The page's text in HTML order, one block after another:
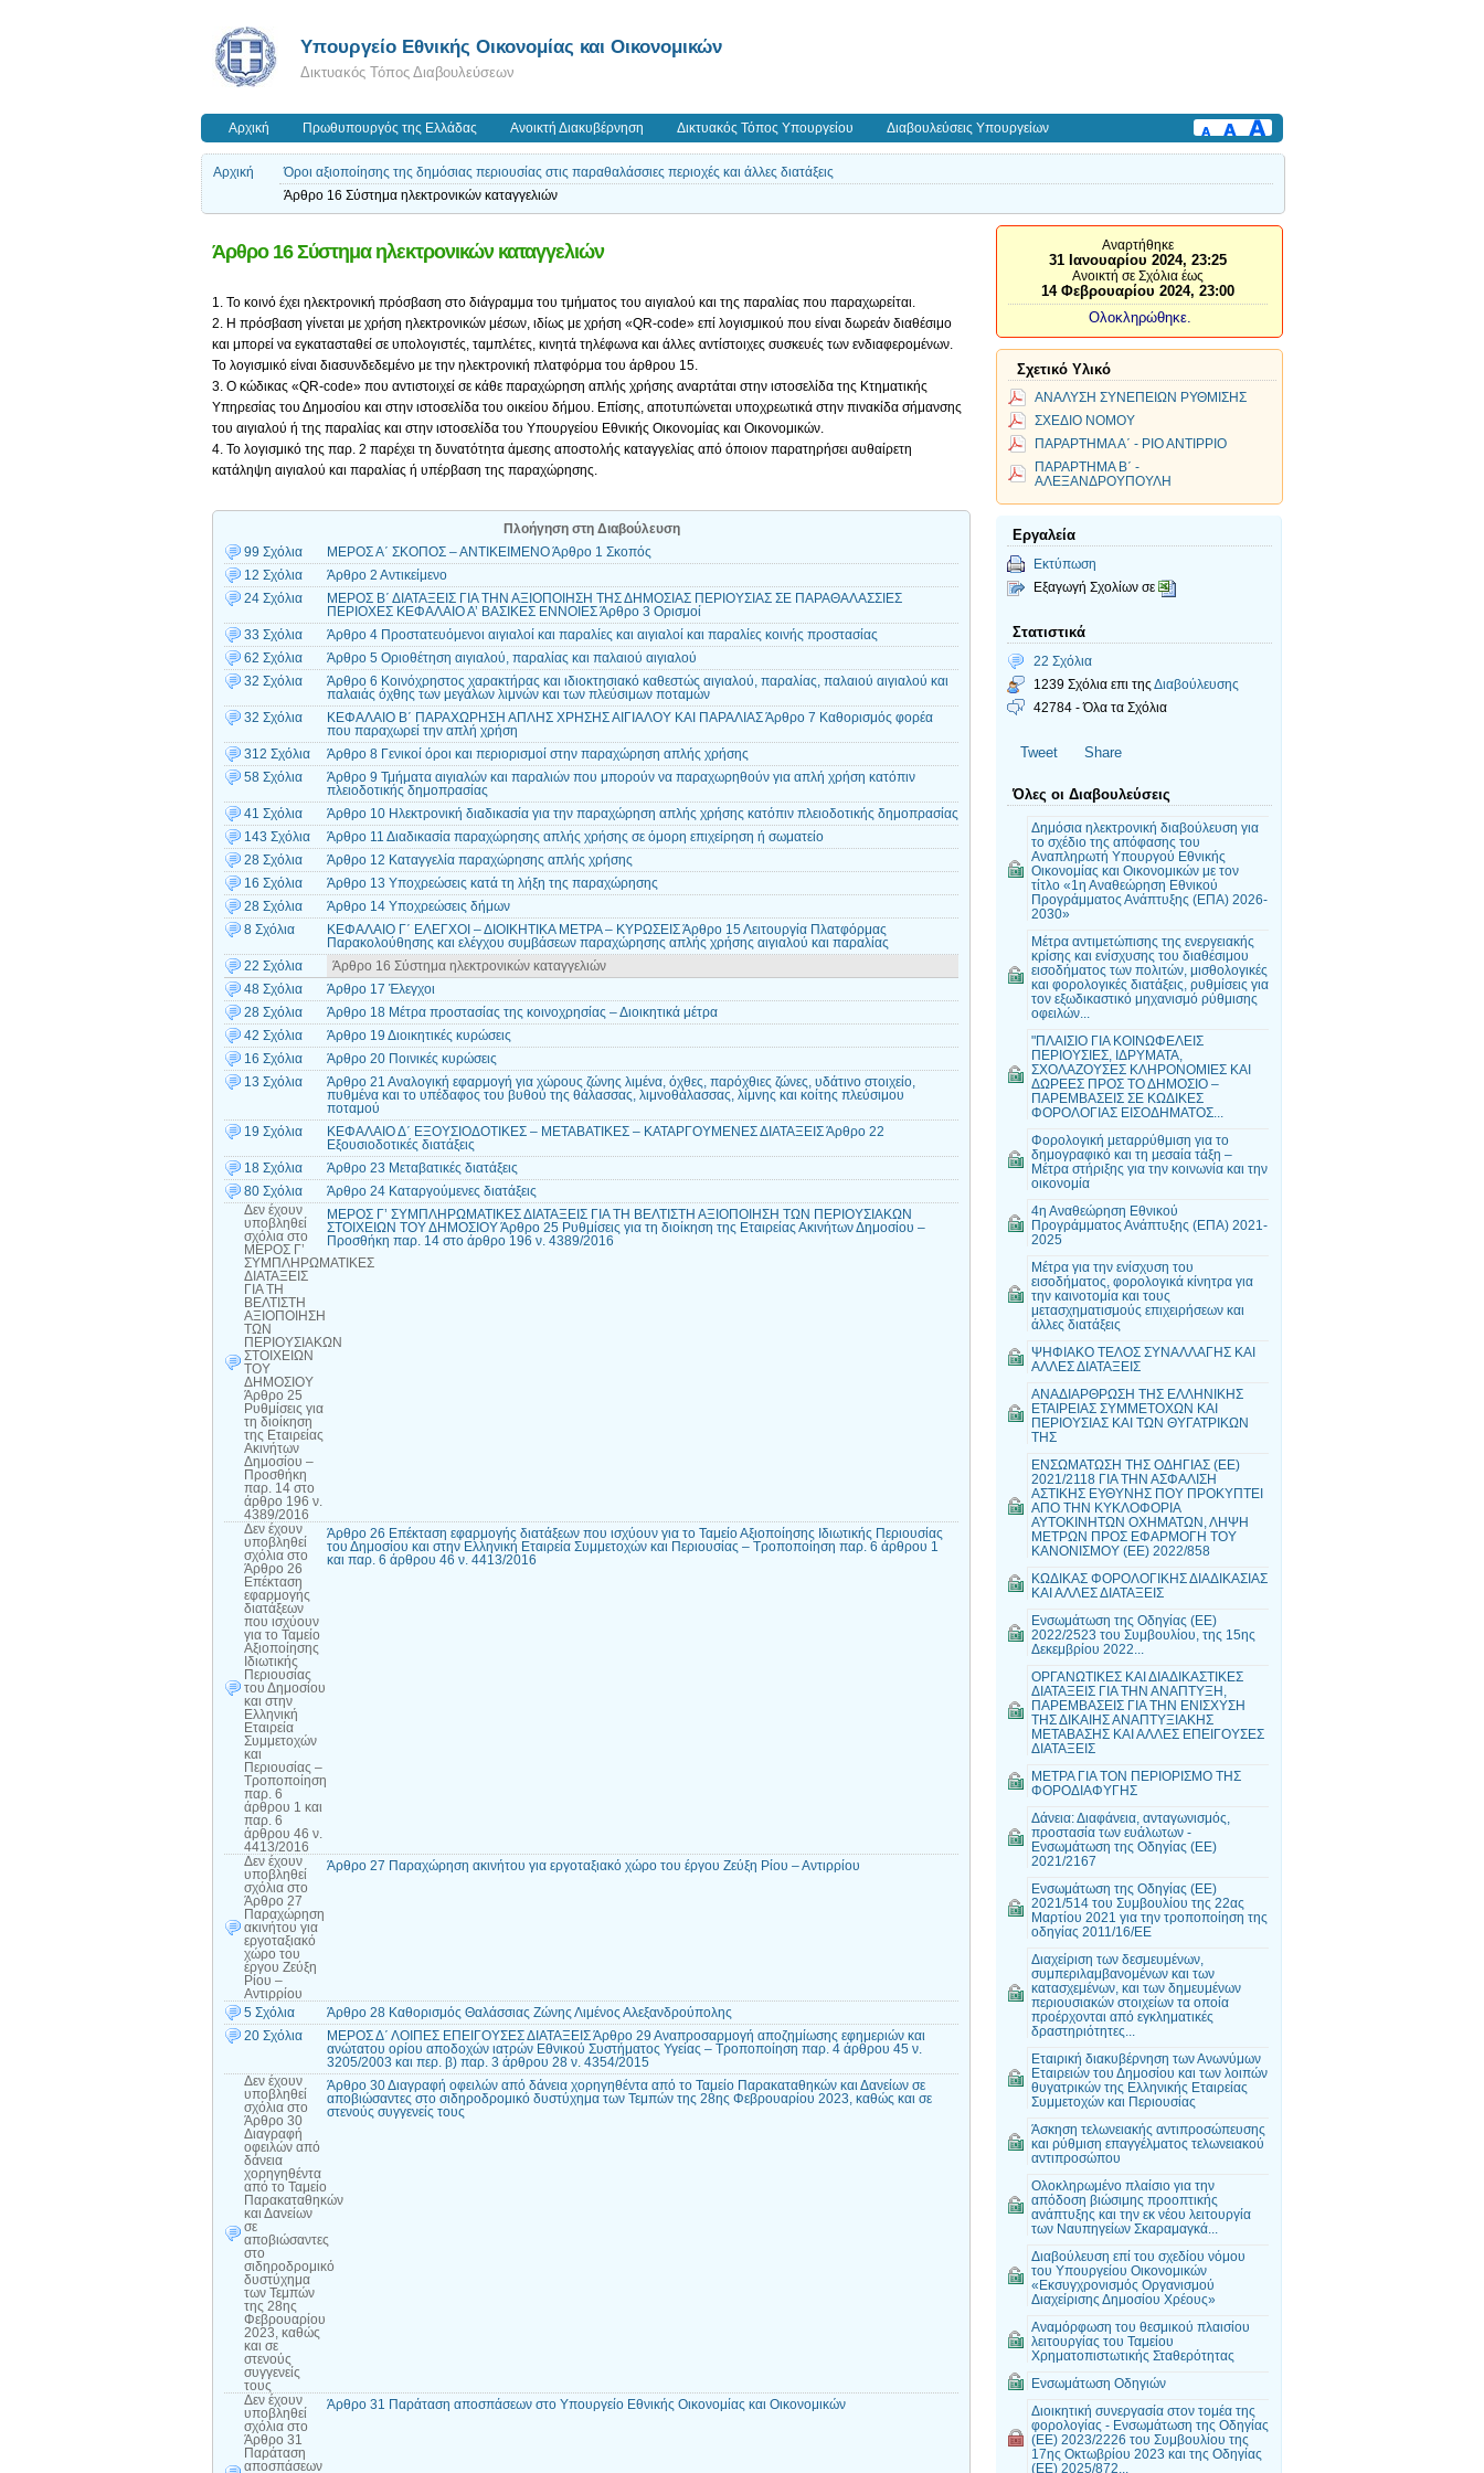
Υπουργείο Εθνικής Οικονομίας και Οικονομικών
Δικτυακός Τόπος Διαβουλεύσεων
Αρχική Πρωθυπουργός της Ελλάδας Ανοικτή Διακυβέρνηση Δικτυακός Τόπος Υπουργείου Διαβουλεύσεις Υπουργείων
Αρχική
Όροι αξιοποίησης της δημόσιας περιουσίας στις παραθαλάσσιες περιοχές και άλλες διατάξεις
Άρθρο 16 Σύστημα ηλεκτρονικών καταγγελιών
Άρθρο 16 Σύστημα ηλεκτρονικών καταγγελιών
1. Το κοινό έχει ηλεκτρονική πρόσβαση στο διάγραμμα του τμήματος του αιγιαλού και της παραλίας που παραχωρείται.
2. Η πρόσβαση γίνεται με χρήση ηλεκτρονικών μέσων, ιδίως με χρήση «QR-code» επί λογισμικού που είναι δωρεάν διαθέσιμο
και μπορεί να εγκατασταθεί σε υπολογιστές, ταμπλέτες, κινητά τηλέφωνα και άλλες αντίστοιχες συσκευές των ενδιαφερομένων.
Το λογισμικό είναι διασυνδεδεμένο με την ηλεκτρονική πλατφόρμα του άρθρου 15.
3. Ο κώδικας «QR-code» που αντιστοιχεί σε κάθε παραχώρηση απλής χρήσης αναρτάται στην ιστοσελίδα της Κτηματικής
Υπηρεσίας του Δημοσίου και στην ιστοσελίδα του οικείου δήμου. Επίσης, αποτυπώνεται υποχρεωτικά στην πινακίδα σήμανσης
του αιγιαλού ή της παραλίας και στην ιστοσελίδα του Υπουργείου Εθνικής Οικονομίας και Οικονομικών.
4. Το λογισμικό της παρ. 2 παρέχει τη δυνατότητα άμεσης αποστολής καταγγελίας από όποιον παρατηρήσει αυθαίρετη
κατάληψη αιγιαλού και παραλίας ή υπέρβαση της παραχώρησης.
Πλοήγηση στη Διαβούλευση
99 Σχόλια
ΜΕΡΟΣ Α΄ ΣΚΟΠΟΣ – ΑΝΤΙΚΕΙΜΕΝΟ Άρθρο 1 Σκοπός
12 Σχόλια
Άρθρο 2 Αντικείμενο
24 Σχόλια
ΜΕΡΟΣ Β΄ ΔΙΑΤΑΞΕΙΣ ΓΙΑ ΤΗΝ ΑΞΙΟΠΟΙΗΣΗ ΤΗΣ ΔΗΜΟΣΙΑΣ ΠΕΡΙΟΥΣΙΑΣ ΣΕ ΠΑΡΑΘΑΛΑΣΣΙΕΣ
ΠΕΡΙΟΧΕΣ ΚΕΦΑΛΑΙΟ Α’ ΒΑΣΙΚΕΣ ΕΝΝΟΙΕΣ Άρθρο 3 Ορισμοί
33 Σχόλια
Άρθρο 4 Προστατευόμενοι αιγιαλοί και παραλίες και αιγιαλοί και παραλίες κοινής προστασίας
62 Σχόλια
Άρθρο 5 Οριοθέτηση αιγιαλού, παραλίας και παλαιού αιγιαλού
32 Σχόλια
Άρθρο 6 Κοινόχρηστος χαρακτήρας και ιδιοκτησιακό καθεστώς αιγιαλού, παραλίας, παλαιού αιγιαλού και
παλαιάς όχθης των μεγάλων λιμνών και των πλεύσιμων ποταμών
32 Σχόλια
ΚΕΦΑΛΑΙΟ Β΄ ΠΑΡΑΧΩΡΗΣΗ ΑΠΛΗΣ ΧΡΗΣΗΣ ΑΙΓΙΑΛΟΥ ΚΑΙ ΠΑΡΑΛΙΑΣ Άρθρο 7 Καθορισμός φορέα
που παραχωρεί την απλή χρήση
312 Σχόλια
Άρθρο 8 Γενικοί όροι και περιορισμοί στην παραχώρηση απλής χρήσης
58 Σχόλια
Άρθρο 9 Τμήματα αιγιαλών και παραλιών που μπορούν να παραχωρηθούν για απλή χρήση κατόπιν
πλειοδοτικής δημοπρασίας
41 Σχόλια
Άρθρο 10 Ηλεκτρονική διαδικασία για την παραχώρηση απλής χρήσης κατόπιν πλειοδοτικής δημοπρασίας
143 Σχόλια
Άρθρο 11 Διαδικασία παραχώρησης απλής χρήσης σε όμορη επιχείρηση ή σωματείο
28 Σχόλια
Άρθρο 12 Καταγγελία παραχώρησης απλής χρήσης
16 Σχόλια
Άρθρο 13 Υποχρεώσεις κατά τη λήξη της παραχώρησης
28 Σχόλια
Άρθρο 14 Υποχρεώσεις δήμων
8 Σχόλια
ΚΕΦΑΛΑΙΟ Γ΄ ΕΛΕΓΧΟΙ – ΔΙΟΙΚΗΤΙΚΑ ΜΕΤΡΑ – ΚΥΡΩΣΕΙΣ Άρθρο 15 Λειτουργία Πλατφόρμας
Παρακολούθησης και ελέγχου συμβάσεων παραχώρησης απλής χρήσης αιγιαλού και παραλίας
22 Σχόλια
Άρθρο 16 Σύστημα ηλεκτρονικών καταγγελιών
48 Σχόλια
Άρθρο 17 Έλεγχοι
28 Σχόλια
Άρθρο 18 Μέτρα προστασίας της κοινοχρησίας – Διοικητικά μέτρα
42 Σχόλια
Άρθρο 19 Διοικητικές κυρώσεις
16 Σχόλια
Άρθρο 20 Ποινικές κυρώσεις
13 Σχόλια
Άρθρο 21 Αναλογική εφαρμογή για χώρους ζώνης λιμένα, όχθες, παρόχθιες ζώνες, υδάτινο στοιχείο,
πυθμένα και το υπέδαφος του βυθού της θάλασσας, λιμνοθάλασσας, λίμνης και κοίτης πλεύσιμου
ποταμού
19 Σχόλια
ΚΕΦΑΛΑΙΟ Δ΄ ΕΞΟΥΣΙΟΔΟΤΙΚΕΣ – ΜΕΤΑΒΑΤΙΚΕΣ – ΚΑΤΑΡΓΟΥΜΕΝΕΣ ΔΙΑΤΑΞΕΙΣ Άρθρο 22
Εξουσιοδοτικές διατάξεις
18 Σχόλια
Άρθρο 23 Μεταβατικές διατάξεις
80 Σχόλια
Άρθρο 24 Καταργούμενες διατάξεις
Δεν έχουν
υποβληθεί
σχόλια στο
ΜΕΡΟΣ Γ’
ΣΥΜΠΛΗΡΩΜΑΤΙΚΕΣ
ΔΙΑΤΑΞΕΙΣ
ΓΙΑ ΤΗ
ΒΕΛΤΙΣΤΗ
ΑΞΙΟΠΟΙΗΣΗ
ΤΩΝ
ΠΕΡΙΟΥΣΙΑΚΩΝ
ΣΤΟΙΧΕΙΩΝ
ΤΟΥ
ΔΗΜΟΣΙΟΥ
Άρθρο 25
Ρυθμίσεις για
τη διοίκηση
της Εταιρείας
Ακινήτων
Δημοσίου –
Προσθήκη
παρ. 14 στο
άρθρο 196 ν.
4389/2016
ΜΕΡΟΣ Γ’ ΣΥΜΠΛΗΡΩΜΑΤΙΚΕΣ ΔΙΑΤΑΞΕΙΣ ΓΙΑ ΤΗ ΒΕΛΤΙΣΤΗ ΑΞΙΟΠΟΙΗΣΗ ΤΩΝ ΠΕΡΙΟΥΣΙΑΚΩΝ
ΣΤΟΙΧΕΙΩΝ ΤΟΥ ΔΗΜΟΣΙΟΥ Άρθρο 25 Ρυθμίσεις για τη διοίκηση της Εταιρείας Ακινήτων Δημοσίου –
Προσθήκη παρ. 14 στο άρθρο 196 ν. 4389/2016
Δεν έχουν
υποβληθεί
σχόλια στο
Άρθρο 26
Επέκταση
εφαρμογής
διατάξεων
που ισχύουν
για το Ταμείο
Αξιοποίησης
Ιδιωτικής
Περιουσίας
του Δημοσίου
και στην
Ελληνική
Εταιρεία
Συμμετοχών
και
Περιουσίας –
Τροποποίηση
παρ. 6
άρθρου 1 και
παρ. 6
άρθρου 46 ν.
4413/2016
Άρθρο 26 Επέκταση εφαρμογής διατάξεων που ισχύουν για το Ταμείο Αξιοποίησης Ιδιωτικής Περιουσίας
του Δημοσίου και στην Ελληνική Εταιρεία Συμμετοχών και Περιουσίας – Τροποποίηση παρ. 6 άρθρου 1
και παρ. 6 άρθρου 46 ν. 4413/2016
Δεν έχουν
υποβληθεί
σχόλια στο
Άρθρο 27
Παραχώρηση
ακινήτου για
εργοταξιακό
χώρο του
έργου Ζεύξη
Ρίου –
Αντιρρίου
Άρθρο 27 Παραχώρηση ακινήτου για εργοταξιακό χώρο του έργου Ζεύξη Ρίου – Αντιρρίου
5 Σχόλια
Άρθρο 28 Καθορισμός Θαλάσσιας Ζώνης Λιμένος Αλεξανδρούπολης
20 Σχόλια
ΜΕΡΟΣ Δ΄ ΛΟΙΠΕΣ ΕΠΕΙΓΟΥΣΕΣ ΔΙΑΤΑΞΕΙΣ Άρθρο 29 Αναπροσαρμογή αποζημίωσης εφημεριών και
ανώτατου ορίου αποδοχών ιατρών Εθνικού Συστήματος Υγείας – Τροποποίηση παρ. 4 άρθρου 45 ν.
3205/2003 και περ. β) παρ. 3 άρθρου 28 ν. 4354/2015
Δεν έχουν
υποβληθεί
σχόλια στο
Άρθρο 30
Διαγραφή
οφειλών από
δάνεια
χορηγηθέντα
από το Ταμείο
Παρακαταθηκών
και Δανείων
σε
αποβιώσαντες
στο
σιδηροδρομικό
δυστύχημα
των Τεμπών
της 28ης
Φεβρουαρίου
2023, καθώς
και σε
στενούς
συγγενείς
τους
Άρθρο 30 Διαγραφή οφειλών από δάνεια χορηγηθέντα από το Ταμείο Παρακαταθηκών και Δανείων σε
αποβιώσαντες στο σιδηροδρομικό δυστύχημα των Τεμπών της 28ης Φεβρουαρίου 2023, καθώς και σε
στενούς συγγενείς τους
Δεν έχουν
υποβληθεί
σχόλια στο
Άρθρο 31
Παράταση
αποσπάσεων
Άρθρο 31 Παράταση αποσπάσεων στο Υπουργείο Εθνικής Οικονομίας και Οικονομικών
Αναρτήθηκε
31 Ιανουαρίου 2024, 23:25
Ανοικτή σε Σχόλια έως
14 Φεβρουαρίου 2024, 23:00
Ολοκληρώθηκε.
Σχετικό Υλικό
ΑΝΑΛΥΣΗ ΣΥΝΕΠΕΙΩΝ ΡΥΘΜΙΣΗΣ
ΣΧΕΔΙΟ ΝΟΜΟΥ
ΠΑΡΑΡΤΗΜΑ Α΄ - ΡΙΟ ΑΝΤΙΡΡΙΟ
ΠΑΡΑΡΤΗΜΑ Β΄ -
ΑΛΕΞΑΝΔΡΟΥΠΟΥΛΗ
Εργαλεία
Εκτύπωση
Εξαγωγή Σχολίων σε
Στατιστικά
22 Σχόλια
1239 Σχόλια επι της Διαβούλευσης
42784 - Όλα τα Σχόλια
Tweet Share
Όλες οι Διαβουλεύσεις
Δημόσια ηλεκτρονική διαβούλευση για
το σχέδιο της απόφασης του
Αναπληρωτή Υπουργού Εθνικής
Οικονομίας και Οικονομικών με τον
τίτλο «1η Αναθεώρηση Εθνικού
Προγράμματος Ανάπτυξης (ΕΠΑ) 2026-
2030»
Mέτρα αντιμετώπισης της ενεργειακής
κρίσης και ενίσχυσης του διαθέσιμου
εισοδήματος των πολιτών, μισθολογικές
και φορολογικές διατάξεις, ρυθμίσεις για
τον εξωδικαστικό μηχανισμό ρύθμισης
οφειλών...
"ΠΛΑΙΣΙΟ ΓΙΑ ΚΟΙΝΩΦΕΛΕΙΣ
ΠΕΡΙΟΥΣΙΕΣ, ΙΔΡΥΜΑΤΑ,
ΣΧΟΛΑΖΟΥΣΕΣ ΚΛΗΡΟΝΟΜΙΕΣ ΚΑΙ
ΔΩΡΕΕΣ ΠΡΟΣ ΤΟ ΔΗΜΟΣΙΟ –
ΠΑΡΕΜΒΑΣΕΙΣ ΣΕ ΚΩΔΙΚΕΣ
ΦΟΡΟΛΟΓΙΑΣ ΕΙΣΟΔΗΜΑΤΟΣ...
Φορολογική μεταρρύθμιση για το
δημογραφικό και τη μεσαία τάξη –
Μέτρα στήριξης για την κοινωνία και την
οικονομία
4η Αναθεώρηση Εθνικού
Προγράμματος Ανάπτυξης (ΕΠΑ) 2021-
2025
Μέτρα για την ενίσχυση του
εισοδήματος, φορολογικά κίνητρα για
την καινοτομία και τους
μετασχηματισμούς επιχειρήσεων και
άλλες διατάξεις
ΨΗΦΙΑΚΟ ΤΕΛΟΣ ΣΥΝΑΛΛΑΓΗΣ ΚΑΙ
ΑΛΛΕΣ ΔΙΑΤΑΞΕΙΣ
ΑΝΑΔΙΑΡΘΡΩΣΗ ΤΗΣ ΕΛΛΗΝΙΚΗΣ
ΕΤΑΙΡΕΙΑΣ ΣΥΜΜΕΤΟΧΩΝ ΚΑΙ
ΠΕΡΙΟΥΣΙΑΣ ΚΑΙ ΤΩΝ ΘΥΓΑΤΡΙΚΩΝ
ΤΗΣ
ΕΝΣΩΜΑΤΩΣΗ ΤΗΣ ΟΔΗΓΙΑΣ (ΕΕ)
2021/2118 ΓΙΑ ΤΗΝ ΑΣΦΑΛΙΣΗ
ΑΣΤΙΚΗΣ ΕΥΘΥΝΗΣ ΠΟΥ ΠΡΟΚΥΠΤΕΙ
ΑΠΟ ΤΗΝ ΚΥΚΛΟΦΟΡΙΑ
ΑΥΤΟΚΙΝΗΤΩΝ ΟΧΗΜΑΤΩΝ, ΛΗΨΗ
ΜΕΤΡΩΝ ΠΡΟΣ ΕΦΑΡΜΟΓΗ ΤΟΥ
ΚΑΝΟΝΙΣΜΟΥ (ΕΕ) 2022/858
ΚΩΔΙΚΑΣ ΦΟΡΟΛΟΓΙΚΗΣ ΔΙΑΔΙΚΑΣΙΑΣ
ΚΑΙ ΑΛΛΕΣ ΔΙΑΤΑΞΕΙΣ
Ενσωμάτωση της Οδηγίας (ΕΕ)
2022/2523 του Συμβουλίου, της 15ης
Δεκεμβρίου 2022...
ΟΡΓΑΝΩΤΙΚΕΣ ΚΑΙ ΔΙΑΔΙΚΑΣΤΙΚΕΣ
ΔΙΑΤΑΞΕΙΣ ΓΙΑ ΤΗΝ ΑΝΑΠΤΥΞΗ,
ΠΑΡΕΜΒΑΣΕΙΣ ΓΙΑ ΤΗΝ ΕΝΙΣΧΥΣΗ
ΤΗΣ ΔΙΚΑΙΗΣ ΑΝΑΠΤΥΞΙΑΚΗΣ
ΜΕΤΑΒΑΣΗΣ ΚΑΙ ΑΛΛΕΣ ΕΠΕΙΓΟΥΣΕΣ
ΔΙΑΤΑΞΕΙΣ
ΜΕΤΡΑ ΓΙΑ ΤΟΝ ΠΕΡΙΟΡΙΣΜΟ ΤΗΣ
ΦΟΡΟΔΙΑΦΥΓΗΣ
Δάνεια: Διαφάνεια, ανταγωνισμός,
προστασία των ευάλωτων -
Ενσωμάτωση της Οδηγίας (ΕΕ)
2021/2167
Ενσωμάτωση της Οδηγίας (ΕΕ)
2021/514 του Συμβουλίου της 22ας
Μαρτίου 2021 για την τροποποίηση της
οδηγίας 2011/16/ΕΕ
Διαχείριση των δεσμευμένων,
συμπεριλαμβανομένων και των
κατασχεμένων, και των δημευμένων
περιουσιακών στοιχείων τα οποία
προέρχονται από εγκληματικές
δραστηριότητες...
Εταιρική διακυβέρνηση των Ανωνύμων
Εταιρειών του Δημοσίου και των λοιπών
θυγατρικών της Ελληνικής Εταιρείας
Συμμετοχών και Περιουσίας
Άσκηση τελωνειακής αντιπροσώπευσης
και ρύθμιση επαγγέλματος τελωνειακού
αντιπροσώπου
Ολοκληρωμένο πλαίσιο για την
απόδοση βιώσιμης προοπτικής
ανάπτυξης και την εκ νέου λειτουργία
των Ναυπηγείων Σκαραμαγκά...
Διαβούλευση επί του σχεδίου νόμου
του Υπουργείου Οικονομικών
«Εκσυγχρονισμός Οργανισμού
Διαχείρισης Δημοσίου Χρέους»
Αναμόρφωση του θεσμικού πλαισίου
λειτουργίας του Ταμείου
Χρηματοπιστωτικής Σταθερότητας
Ενσωμάτωση Οδηγιών
Διοικητική συνεργασία στον τομέα της
φορολογίας - Ενσωμάτωση της Οδηγίας
(ΕΕ) 2023/2226 του Συμβουλίου της
17ης Οκτωβρίου 2023 και της Οδηγίας
(ΕΕ) 2025/872...